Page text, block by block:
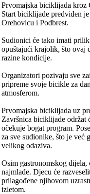
Prvomajska biciklijada kroz
Start biciklijade predviđen
Orehovicu i Podbrest.
Sudionici će tako imati
opuštajući krajolik, što ovaj
razine kondicije.
Organizatori pozivaju sve
pripreme svoje bicikle za
atmosferom.
Prvomajska biciklijada uz
Završnica biciklijade održat
očekuje bogat program.
za sve sudionike, što je već
velikog odaziva.
Osim gastronomskog
najmlađe. Djecu će
prilagođene njihovom
izletom.